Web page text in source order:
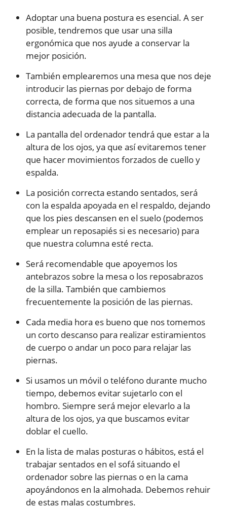
Adoptar una buena postura es esencial. A ser
posible, tendremos que usar una silla
ergonómica que nos ayude a conservar la
mejor posición.
También emplearemos una mesa que nos deje
introducir las piernas por debajo de forma
correcta, de forma que nos situemos a una
distancia adecuada de la pantalla.
La pantalla del ordenador tendrá que estar a la
altura de los ojos, ya que así evitaremos tener
que hacer movimientos forzados de cuello y
espalda.
La posición correcta estando sentados, será
con la espalda apoyada en el respaldo, dejando
que los pies descansen en el suelo (podemos
emplear un reposapiés si es necesario) para
que nuestra columna esté recta.
Será recomendable que apoyemos los
antebrazos sobre la mesa o los reposabrazos
de la silla. También que cambiemos
frecuentemente la posición de las piernas.
Cada media hora es bueno que nos tomemos
un corto descanso para realizar estiramientos
de cuerpo o andar un poco para relajar las
piernas.
Si usamos un móvil o teléfono durante mucho
tiempo, debemos evitar sujetarlo con el
hombro. Siempre será mejor elevarlo a la
altura de los ojos, ya que buscamos evitar
doblar el cuello.
En la lista de malas posturas o hábitos, está el
trabajar sentados en el sofá situando el
ordenador sobre las piernas o en la cama
apoyándonos en la almohada. Debemos rehuir
de estas malas costumbres.